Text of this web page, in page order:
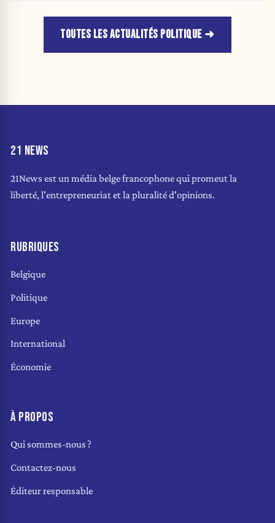
TOUTES LES ACTUALITÉS POLITIQUE
21 NEWS
21News est un média belge francophone qui promeut la
liberté, l'entrepreneuriat et la pluralité d'opinions.
RUBRIQUES
Belgique
Politique
Europe
International
Économie
À PROPOS
Qui sommes-nous ?
Contactez-nous
Éditeur responsable